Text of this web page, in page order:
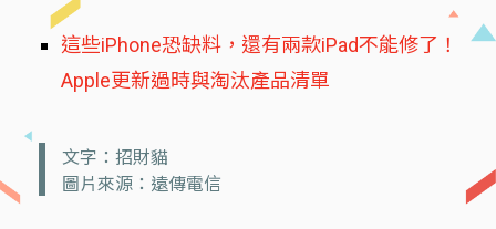
這些iPhone恐缺料，還有兩款iPad不能修了！
Apple更新過時與淘汰產品清單
文字：招財貓
圖片來源：遠傳電信